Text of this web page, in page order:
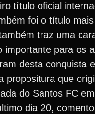
título oficial
foi o título
traz uma
para os
desta conquista
propositura que
do Santos FC
dia 20,